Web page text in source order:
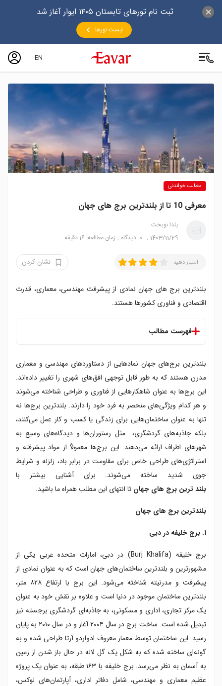
ثبت نام تورهای تابستان ۱۴۰۵ ایوار آغاز شد
لیست تورها
EN
مطالب خواندنی
معرفی 10 تا از بلندترین برج های جهان
یلدا نوبخت
1403/11/29
0 دیدگاه زمان مطالعه: 16 دقیقه
امتیاز دهید نشان کردن
بلندترین برج های جهان نمادی از پیشرفت مهندسی، معماری، قدرت
اقتصادی و فناوری کشورها هستند.
فهرست مطالب
۱. برج خلیفه در دبی
۲. برج مردکا ۱۱۸ در کوالالامپور
۳. برج شانگهای در چین
۵. برج مرکز مالی پینگ آن در چین
۶. برج لوته ورلد در کره جنوبی
۷. برج مرکز تجارت جهانی یک در ایالات متحده آمریکا
۸. برج مرکز مالی سی تی اف گوانگژو در چین
۹. برج مرکز مالی سی تی اف تیانجین در چین
۱۰. برج سی آی تی آی سی در چین
بلندترین برج‌های جهان نمادهایی از دستاوردهای مهندسی و معماری
مدرن هستند که به طور قابل توجهی افق‌های شهری را تغییر داده‌اند.
این برج‌ها به عنوان شاهکارهایی از فناوری و طراحی شناخته می‌شوند
و هر کدام ویژگی‌های منحصر به فرد خود را دارند. بلندترین برج‌ها نه
تنها به عنوان ساختمان‌هایی برای زندگی یا کسب و کار عمل می‌کنند،
بلکه جاذبه‌های گردشگری، مثل رستوران‌ها و دیدگاه‌های وسیع به
شهرهای اطراف ارائه می‌دهند. این برج‌ها معمولاً از مواد پیشرفته و
استراتژی‌های طراحی خاص برای مقاومت در برابر باد، زلزله و شرایط
جوی شدید ساخته می‌شوند. برای آشنایی بیشتر با
بلند ترین برج های جهان تا انتهای این مطلب همراه ما باشید.
بلندترین برج های جهان
۱. برج خلیفه در دبی
برج خلیفه (Burj Khalifa) در دبی، امارات متحده عربی یکی از
مشهورترین و بلندترین ساختمان‌های جهان است که به عنوان نمادی از
پیشرفت و مدرنیته شناخته می‌شود. این برج با ارتفاع ۸۲۸ متر،
بلندترین ساختمان موجود در دنیا است و علاوه بر نقش خود به عنوان
یک مرکز تجاری، اداری و مسکونی، به جاذبه‌ای گردشگری برجسته نیز
تبدیل شده است. ساخت برج در سال ۲۰۰۴ آغاز و در سال ۲۰۱۰ به پایان
رسید. این ساختمان توسط معمار معروف ادواردو آرتا طراحی شده و به
گونه‌ای ساخته شده که به شکل یک گل لاله در حال باز شدن از زمین
به آسمان به نظر می‌رسد. برج خلیفه با ۱۶۳ طبقه، به عنوان یک پروژه
عظیم معماری و مهندسی، شامل دفاتر اداری، آپارتمان‌های لوکس،